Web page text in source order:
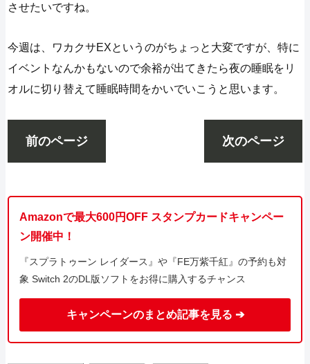
させたいですね。
今週は、ワカクサEXというのがちょっと大変ですが、特に
イベントなんかもないので余裕が出てきたら夜の睡眠をリ
オルに切り替えて睡眠時間をかいでいこうと思います。
前のページ 次のページ
Amazonで最大600円OFF スタンプカードキャンペー
ン開催中！
『スプラトゥーン レイダース』や『FE万紫千紅』の予約も対
象 Switch 2のDL版ソフトをお得に購入するチャンス
キャンペーンのまとめ記事を見る ➔